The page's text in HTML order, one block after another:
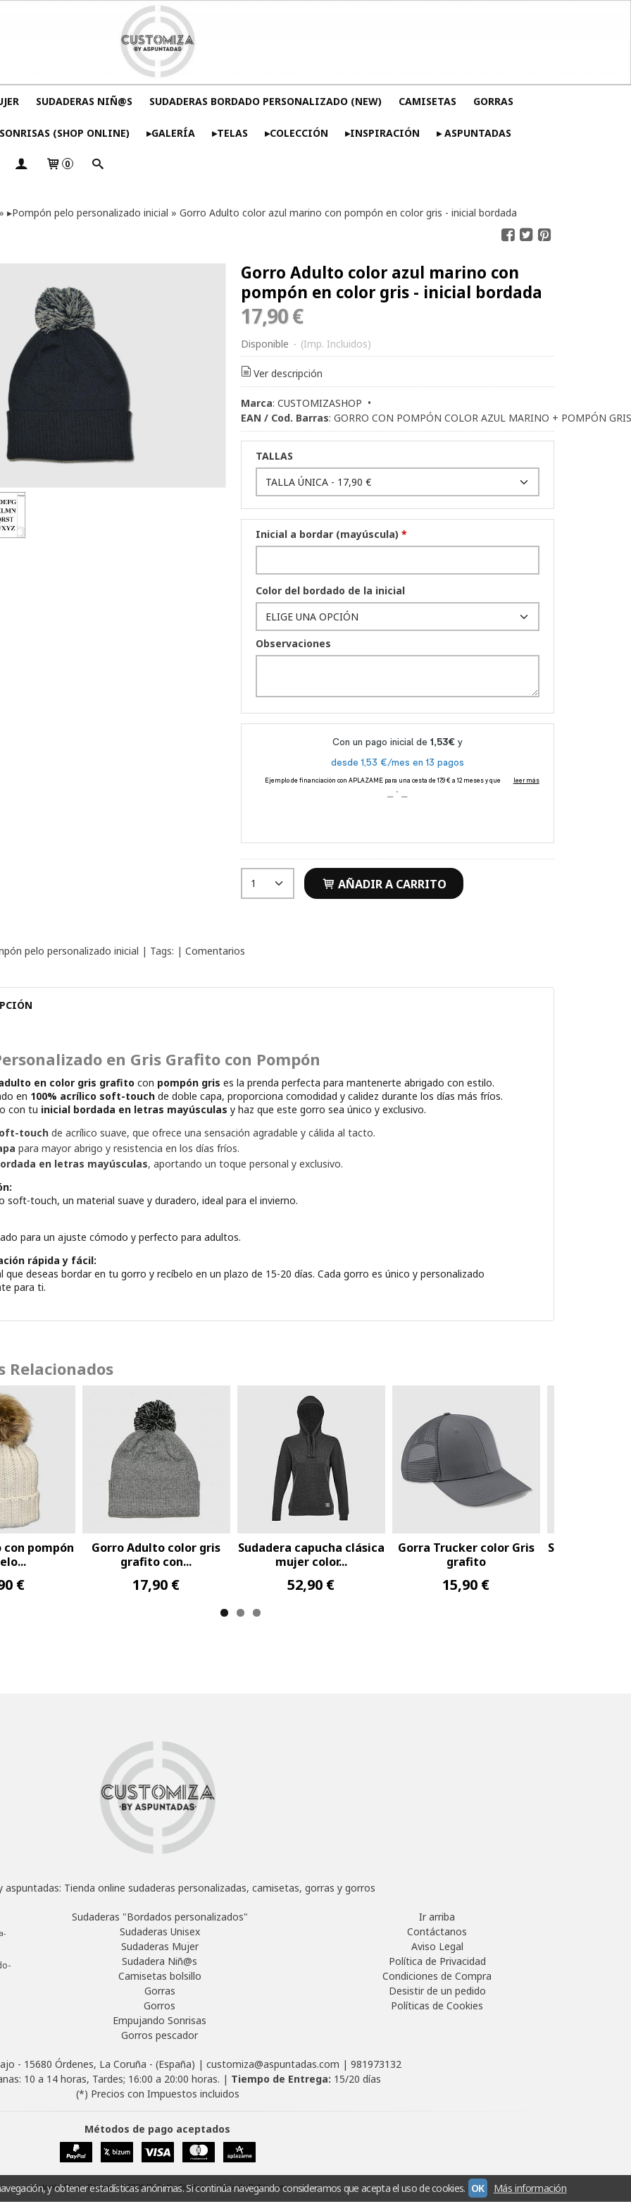
SUDADERAS NIÑ@S SUDADERAS BORDADO PERSONALIZADO (NEW) CAMISETAS GORRAS
(SHOP ONLINE) ▸GALERÍA ▸TELAS ▸COLECCIÓN ▸INSPIRACIÓN ▸ ASPUNTADAS
0
» ▸Pompón pelo personalizado inicial » Gorro Adulto color azul marino con pompón en color gris - inicial bordada
Gorro Adulto color azul marino con
pompón en color gris - inicial bordada
17,90 €
Disponible - (Imp. Incluidos)
Ver descripción
Marca: CUSTOMIZASHOP •
EAN / Cod. Barras: GORRO CON POMPÓN COLOR AZUL MARINO + POMPÓN GRIS
TALLAS
Inicial a bordar (mayúscula) *
Color del bordado de la inicial
Observaciones
AÑADIR A CARRITO
pelo personalizado inicial | Tags: | Comentarios
en Gris Grafito con Pompón
en color gris grafito con pompón gris es la prenda perfecta para mantenerte abrigado con estilo.
en 100% acrílico soft-touch de doble capa, proporciona comodidad y calidez durante los días más fríos.
con tu inicial bordada en letras mayúsculas y haz que este gorro sea único y exclusivo.
touch de acrílico suave, que ofrece una sensación agradable y cálida al tacto.
para mayor abrigo y resistencia en los días fríos.
en letras mayúsculas, aportando un toque personal y exclusivo.
soft-touch, un material suave y duradero, ideal para el invierno.
para un ajuste cómodo y perfecto para adultos.
rápida y fácil:
que deseas bordar en tu gorro y recíbelo en un plazo de 15-20 días. Cada gorro es único y personalizado
para ti.
Relacionados
clásica
color...
€
Sudadera cuello redondo
clásica...
50,90 €
Sudadera capucha clásica
unisex...
47,90 €
Sudadera capucha bicolor
unisex...
52,90 €
aspuntadas: Tienda online sudaderas personalizadas, camisetas, gorras y gorros
Sudaderas "Bordados personalizados"
Sudaderas Unisex
Sudaderas Mujer
Sudadera Niñ@s
Camisetas bolsillo
Gorras
Gorros
Empujando Sonrisas
Gorros pescador
Ir arriba
Contáctanos
Aviso Legal
Política de Privacidad
Condiciones de Compra
Desistir de un pedido
Políticas de Cookies
- 15680 Órdenes, La Coruña - (España) | customiza@aspuntadas.com |981973132
10 a 14 horas, Tardes; 16:00 a 20:00 horas. | Tiempo de Entrega: 15/20 días
(*) Precios con Impuestos incluidos
Métodos de pago aceptados
customizaShop- Copyright © 2026 [31244] - Con la tecnología de Palbin.com
y obtener estadísticas anónimas. Si continúa navegando consideramos que acepta el uso de cookies. OK Más información